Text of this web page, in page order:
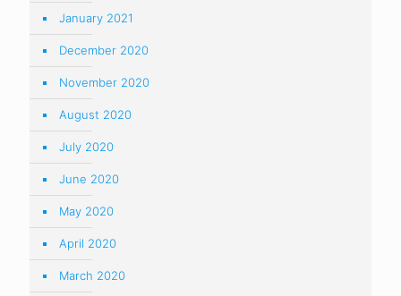
January 2021
December 2020
November 2020
August 2020
July 2020
June 2020
May 2020
April 2020
March 2020